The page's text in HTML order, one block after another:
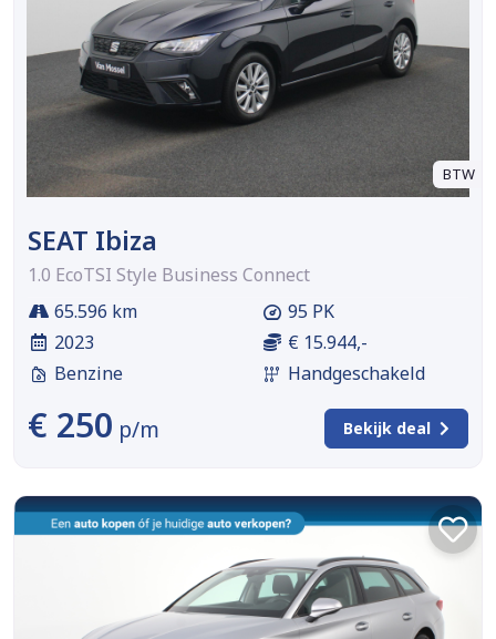
BTW
SEAT Ibiza
1.0 EcoTSI Style Business Connect
65.596 km
2023
Benzine
95 PK
€ 15.944,-
Handgeschakeld
€ 250 p/m Bekijk deal